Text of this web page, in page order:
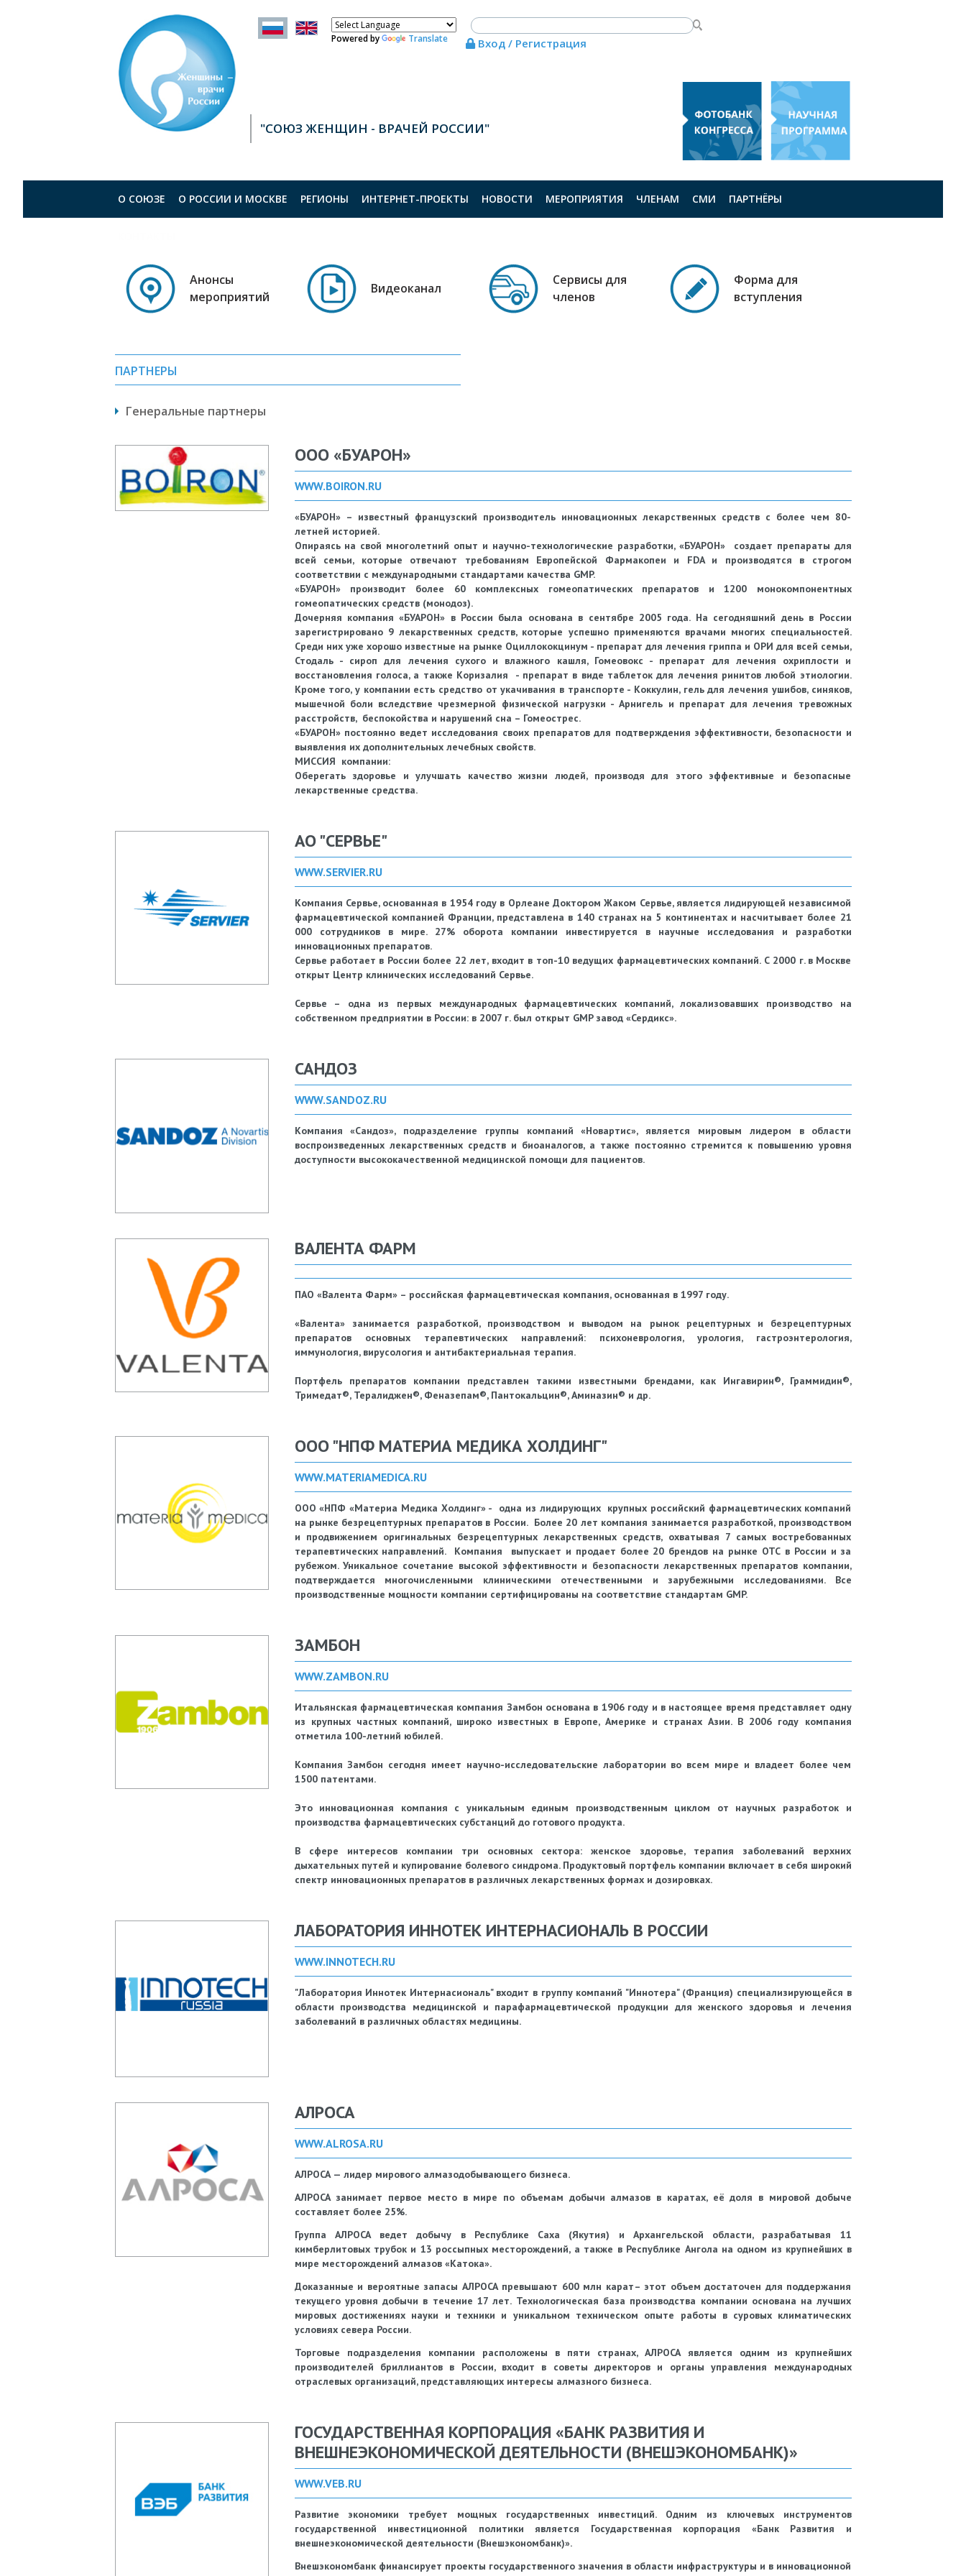
Powered by Translate Вход / Регистрация
"СОЮЗ ЖЕНЩИН - ВРАЧЕЙ РОССИИ"
О СОЮЗЕ О РОСCИИ И МОСКВЕ РЕГИОНЫ ИНТЕРНЕТ-ПРОЕКТЫ НОВОСТИ МЕРОПРИЯТИЯ ЧЛЕНАМ СМИ ПАРТНЁРЫ
Анонсы
мероприятий
Видеоканал
Сервисы для
членов
Форма для
вступления
ПАРТНЕРЫ
Генеральные партнеры
ООО «БУАРОН»
WWW.BOIRON.RU
«БУАРОН» – известный французский производитель инновационных лекарственных средств с более чем 80-
летней историей.
Опираясь на свой многолетний опыт и научно-технологические разработки, «БУАРОН» создает препараты для
всей семьи, которые отвечают требованиям Европейской Фармакопеи и FDA и производятся в строгом
соответствии с международными стандартами качества GMP.
«БУАРОН» производит более 60 комплексных гомеопатических препаратов и 1200 монокомпонентных
гомеопатических средств (монодоз).
Дочерняя компания «БУАРОН» в России была основана в сентябре 2005 года. На сегодняшний день в России
зарегистрировано 9 лекарственных средств, которые успешно применяются врачами многих специальностей.
Среди них уже хорошо известные на рынке Оциллококцинум - препарат для лечения гриппа и ОРИ для всей семьи,
Стодаль - сироп для лечения сухого и влажного кашля, Гомеовокс - препарат для лечения охриплости и
восстановления голоса, а также Коризалия - препарат в виде таблеток для лечения ринитов любой этиологии.
Кроме того, у компании есть средство от укачивания в транспорте - Коккулин, гель для лечения ушибов, синяков,
мышечной боли вследствие чрезмерной физической нагрузки - Арнигель и препарат для лечения тревожных
расстройств, беспокойства и нарушений сна – Гомеострес.
«БУАРОН» постоянно ведет исследования своих препаратов для подтверждения эффективности, безопасности и
выявления их дополнительных лечебных свойств.
МИССИЯ компании:
Оберегать здоровье и улучшать качество жизни людей, производя для этого эффективные и безопасные
лекарственные средства.
АО "СЕРВЬЕ"
WWW.SERVIER.RU
Компания Сервье, основанная в 1954 году в Орлеане Доктором Жаком Сервье, является лидирующей независимой
фармацевтической компанией Франции, представлена в 140 странах на 5 континентах и насчитывает более 21
000 сотрудников в мире. 27% оборота компании инвестируется в научные исследования и разработки
инновационных препаратов.
Сервье работает в России более 22 лет, входит в топ-10 ведущих фармацевтических компаний. С 2000 г. в Москве
открыт Центр клинических исследований Сервье.
Сервье – одна из первых международных фармацевтических компаний, локализовавших производство на
собственном предприятии в России: в 2007 г. был открыт GMP завод «Сердикс».
САНДОЗ
WWW.SANDOZ.RU
Компания «Сандоз», подразделение группы компаний «Новартис», является мировым лидером в области
воспроизведенных лекарственных средств и биоаналогов, а также постоянно стремится к повышению уровня
доступности высококачественной медицинской помощи для пациентов.
ВАЛЕНТА ФАРМ
ПАО «Валента Фарм» – российская фармацевтическая компания, основанная в 1997 году.
«Валента» занимается разработкой, производством и выводом на рынок рецептурных и безрецептурных
препаратов основных терапевтических направлений: психоневрология, урология, гастроэнтерология,
иммунология, вирусология и антибактериальная терапия.
Портфель препаратов компании представлен такими известными брендами, как Ингавирин®, Граммидин®,
Тримедат®, Тералиджен®, Феназепам®, Пантокальцин®, Аминазин® и др.
ООО "НПФ МАТЕРИА МЕДИКА ХОЛДИНГ"
WWW.MATERIAMEDICA.RU
ООО «НПФ «Материа Медика Холдинг» - одна из лидирующих крупных российский фармацевтических компаний
на рынке безрецептурных препаратов в России. Более 20 лет компания занимается разработкой, производством
и продвижением оригинальных безрецептурных лекарственных средств, охватывая 7 самых востребованных
терапевтических направлений. Компания выпускает и продает более 20 брендов на рынке ОТС в России и за
рубежом. Уникальное сочетание высокой эффективности и безопасности лекарственных препаратов компании,
подтверждается многочисленными клиническими отечественными и зарубежными исследованиями. Все
производственные мощности компании сертифицированы на соответствие стандартам GMP.
ЗАМБОН
WWW.ZAMBON.RU
Итальянская фармацевтическая компания Замбон основана в 1906 году и в настоящее время представляет одну
из крупных частных компаний, широко известных в Европе, Америке и странах Азии. В 2006 году компания
отметила 100-летний юбилей.
Компания Замбон сегодня имеет научно-исследовательские лаборатории во всем мире и владеет более чем
1500 патентами.
Это инновационная компания с уникальным единым производственным циклом от научных разработок и
производства фармацевтических субстанций до готового продукта.
В сфере интересов компании три основных сектора: женское здоровье, терапия заболеваний верхних
дыхательных путей и купирование болевого синдрома. Продуктовый портфель компании включает в себя широкий
спектр инновационных препаратов в различных лекарственных формах и дозировках.
ЛАБОРАТОРИЯ ИННОТЕК ИНТЕРНАСИОНАЛЬ В РОССИИ
WWW.INNOTECH.RU
"Лаборатория Иннотек Интернасиональ" входит в группу компаний "Иннотера" (Франция) специализирующейся в
области производства медицинской и парафармацевтической продукции для женского здоровья и лечения
заболеваний в различных областях медицины.
АЛРОСА
WWW.ALROSA.RU
АЛРОСА — лидер мирового алмазодобывающего бизнеса.
АЛРОСА занимает первое место в мире по объемам добычи алмазов в каратах, её доля в мировой добыче
составляет более 25%.
Группа АЛРОСА ведет добычу в Республике Саха (Якутия) и Архангельской области, разрабатывая 11
кимберлитовых трубок и 13 россыпных месторождений, а также в Республике Ангола на одном из крупнейших в
мире месторождений алмазов «Катока».
Доказанные и вероятные запасы АЛРОСА превышают 600 млн карат– этот объем достаточен для поддержания
текущего уровня добычи в течение 17 лет. Технологическая база производства компании основана на лучших
мировых достижениях науки и техники и уникальном техническом опыте работы в суровых климатических
условиях севера России.
Торговые подразделения компании расположены в пяти странах, АЛРОСА является одним из крупнейших
производителей бриллиантов в России, входит в советы директоров и органы управления международных
отраслевых организаций, представляющих интересы алмазного бизнеса.
ГОСУДАРСТВЕННАЯ КОРПОРАЦИЯ «БАНК РАЗВИТИЯ И
ВНЕШНЕЭКОНОМИЧЕСКОЙ ДЕЯТЕЛЬНОСТИ (ВНЕШЭКОНОМБАНК)»
WWW.VEB.RU
Развитие экономики требует мощных государственных инвестиций. Одним из ключевых инструментов
государственной инвестиционной политики является Государственная корпорация «Банк Развития и
внешнеэкономической деятельности (Внешэкономбанк)».
Внешэкономбанк финансирует проекты государственного значения в области инфраструктуры и в инновационной